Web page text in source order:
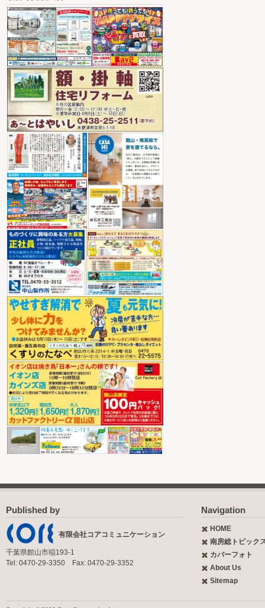
Published by
有限会社コアコミュニケーション
千葉県館山市稲193-1
Tel: 0470-29-3350 Fax: 0470-29-3352
Navigation
HOME
南房総トピック
カバーフォト
About Us
Sitemap